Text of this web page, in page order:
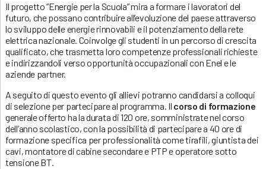
Il progetto “Energie per la Scuola” mira a formare i lavoratori del
futuro, che possano contribuire all’evoluzione del paese attraverso
lo sviluppo delle energie rinnovabili e il potenziamento della rete
elettrica nazionale. Coinvolge gli studenti in un percorso di crescita
qualificato, che trasmetta loro competenze professionali richieste
e indirizzandoli verso opportunità occupazionali con Enel e le
aziende partner.
A seguito di questo evento gli allievi potranno candidarsi a colloqui
di selezione per partecipare al programma. Il corso di formazione
generale offerto ha la durata di 120 ore, somministrate nel corso
dell’anno scolastico, con la possibilità di partecipare a 40 ore di
formazione specifica per professionalità come tirafili, giuntista dei
cavi, montatore di cabine secondare e PTP e operatore sotto
tensione BT.